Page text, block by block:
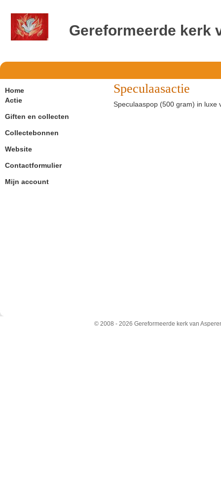
Gereformeerde kerk
Speculaasactie
Speculaaspop (500 gram) in luxe
Home
Actie
Giften en collecten
Collectebonnen
Website
Contactformulier
Mijn account
© 2008 - 2026 Gereformeerde kerk van